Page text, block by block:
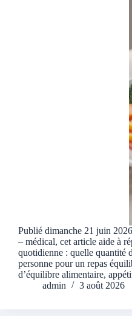
Publié dimanche 21 juin
– médical, cet article aide à
quotidienne : quelle quantité
personne pour un repas
d’équilibre alimentaire,
admin
3 août 2026